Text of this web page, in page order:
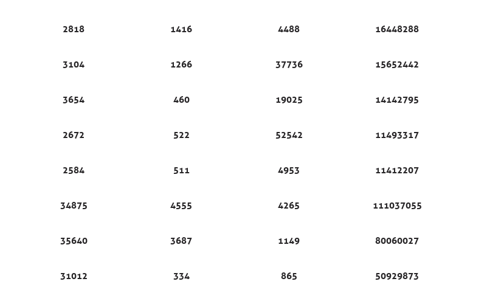
2818 1416 4488 16448288
3104 1266 37736 15652442
3654 460 19025 14142795
2672 522 52542 11493317
2584 511 4953 11412207
34875 4555 4265 111037055
35640 3687 1149 80060027
31012 334 865 50929873